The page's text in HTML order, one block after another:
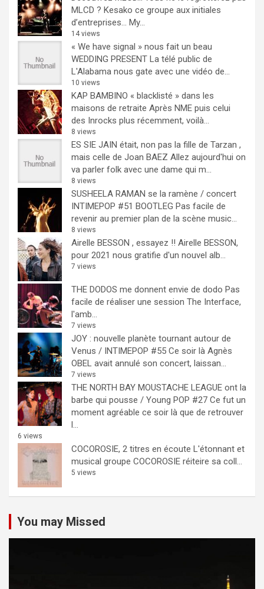
MLCD ? Kesako ce groupe aux initiales
d’entreprises… My...
14 views
« We have signal » nous fait un beau
WEDDING PRESENT La télé public de
L'Alabama nous gate avec une vidéo de...
10 views
KAP BAMBINO « blacklisté » dans les
maisons de retraite Après NME puis celui
des Inrocks plus récemment, voilà...
8 views
ES SIE JAIN était, non pas la fille de Tarzan ,
mais celle de Joan BAEZ Allez aujourd'hui on
va parler folk avec une dame qui m...
8 views
SUSHEELA RAMAN se la ramène / concert
INTIMEPOP #51 BOOTLEG Pas facile de
revenir au premier plan de la scène music...
8 views
Airelle BESSON , essayez !! Airelle BESSON,
pour 2021 nous gratifie d'un nouvel alb...
7 views
THE DODOS me donnent envie de dodo Pas
facile de réaliser une session The Interface,
l'amb...
7 views
JOY : nouvelle planète tournant autour de
Venus / INTIMEPOP #55 Ce soir là Agnès
OBEL avait annulé son concert, laissan...
7 views
THE NORTH BAY MOUSTACHE LEAGUE ont la
barbe qui pousse / Young POP #27 Ce fut un
moment agréable ce soir là que de retrouver
l...
6 views
COCOROSIE, 2 titres en écoute L'étonnant et
musical groupe COCOROSIE réiteire sa coll...
5 views
You may Missed